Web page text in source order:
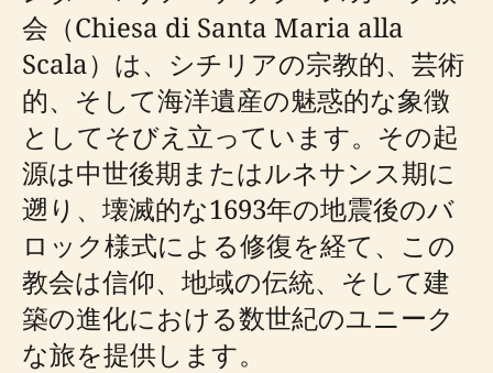
会（Chiesa di Santa Maria alla
Scala）は、シチリアの宗教的、芸術
的、そして海洋遺産の魅惑的な象徴
としてそびえ立っています。その起
源は中世後期またはルネサンス期に
遡り、壊滅的な1693年の地震後のバ
ロック様式による修復を経て、この
教会は信仰、地域の伝統、そして建
築の進化における数世紀のユニーク
な旅を提供します。